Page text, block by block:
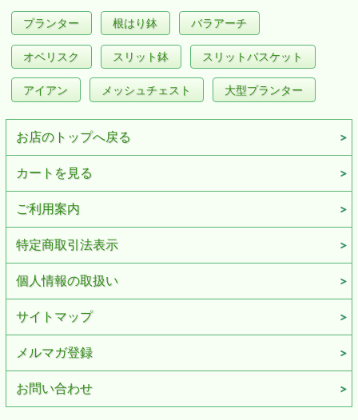
プランター 根はり鉢 バラアーチ
オベリスク スリット鉢 スリットバスケット
アイアン メッシュチェスト 大型プランター
お店のトップへ戻る
カートを見る
ご利用案内
特定商取引法表示
個人情報の取扱い
サイトマップ
メルマガ登録
お問い合わせ